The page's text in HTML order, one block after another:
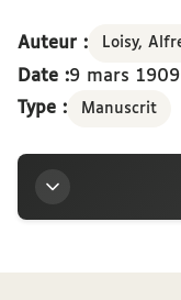
Auteur : Loisy,
Date :9 mars 1909
Type :
Manuscrit
Titre